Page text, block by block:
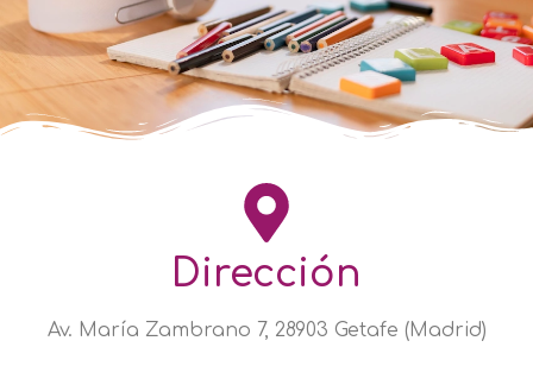
Dirección
Av. María Zambrano 7, 28903 Getafe (Madrid)